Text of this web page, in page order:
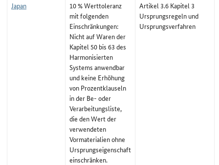
Japan
10 % Werttoleranz
mit folgenden
Einschränkungen:
Nicht auf Waren der
Kapitel 50 bis 63 des
Harmonisierten
Systems anwendbar
und keine Erhöhung
von Prozentklauseln
in der Be- oder
Verarbeitungsliste,
die den Wert der
verwendeten
Vormaterialien ohne
Ursprungseigenschaft
einschränken.
Artikel 3.6 Kapitel 3
Ursprungsregeln und
Ursprungsverfahren